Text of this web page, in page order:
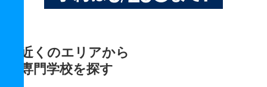
近くのエリアから
専門学校を探す